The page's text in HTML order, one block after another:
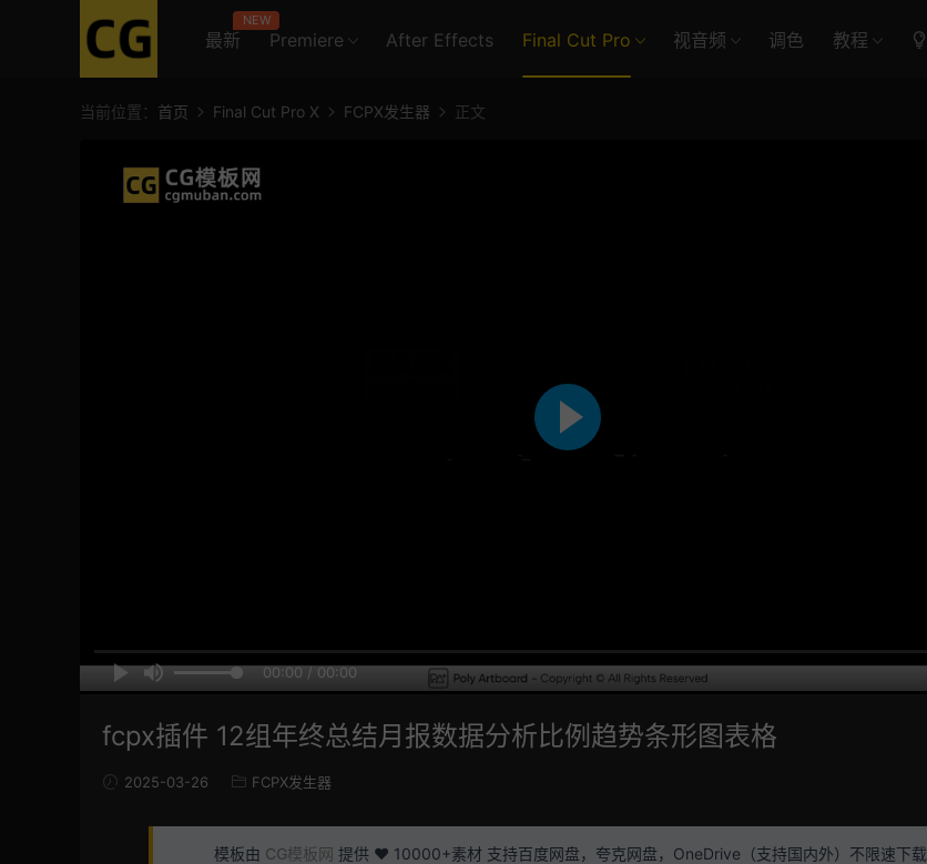
最新
NEW
Premiere After Effects Final Cut Pro 视音频 调色 教程
当前位置： 首页 Final Cut Pro X FCPX发生器 正文
00:00 / 00:00
fcpx插件 12组年终总结月报数据分析比例趋势条形图表格
2025-03-26 FCPX发生器
模板由 CG模板网 提供 ❤️ 10000+素材 支持百度网盘，夸克网盘，OneDrive（支持国内外）不限速下载